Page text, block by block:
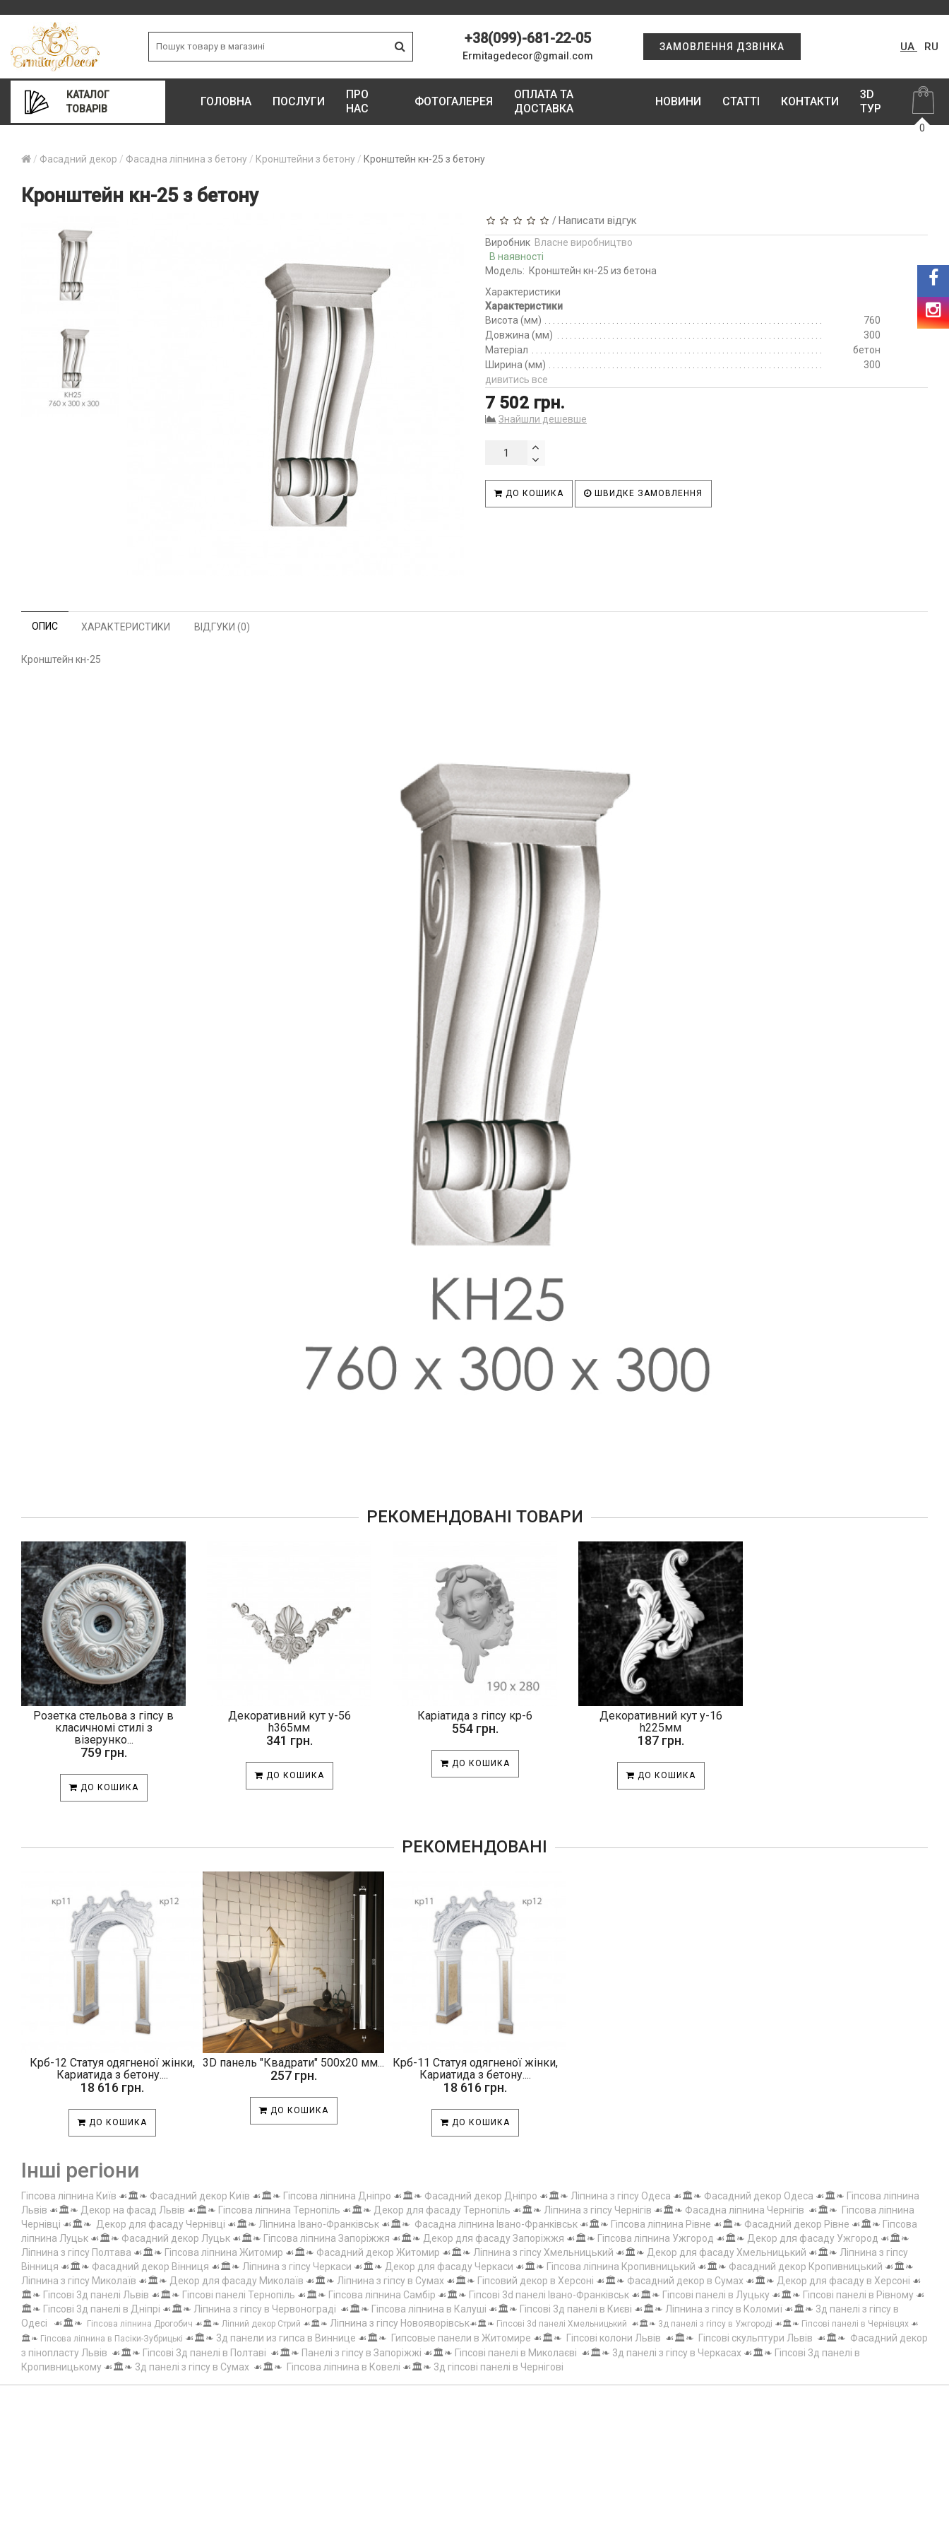
+38(099)-681-22-05
Ermitagedecor@gmail.com
ЗАМОВЛЕННЯ ДЗВІНКА UA RU
КАТАЛОГ
ТОВАРІВ
ГОЛОВНА ПОСЛУГИ
ПРО
НАС
ФОТОГАЛЕРЕЯ
ОПЛАТА ТА
ДОСТАВКА
НОВИНИ СТАТТІ КОНТАКТИ
3D
ТУР
0
Фасадний декор Фасадна ліпнина з бетону Кронштейни з бетону Кронштейн кн-25 з бетону
Кронштейн кн-25 з бетону
/Написати відгук
Виробник Власне виробництво
В наявності
Модель: Кронштейн кн-25 из бетона
Характеристики
Характеристики
Висота (мм)
760
Довжина (мм)
300
Матеріал
бетон
Ширина (мм)
300
дивитись все
7 502 грн.
Знайшли дешевше
ДО КОШИКА ШВИДКЕ ЗАМОВЛЕННЯ
ОПИС ХАРАКТЕРИСТИКИ ВІДГУКИ (0)
Кронштейн кн-25
РЕКОМЕНДОВАНІ ТОВАРИ
Розетка стельова з гіпсу в
класичномі стилі з
візерунко...
759 грн.
ДО КОШИКА
Декоративний кут у-56
h365мм
341 грн.
ДО КОШИКА
Каріатида з гіпсу кр-6
554 грн.
ДО КОШИКА
Декоративний кут у-16
h225мм
187 грн.
ДО КОШИКА
РЕКОМЕНДОВАНІ
Крб-12 Статуя одягненої жінки,
Кариатида з бетону....
18 616 грн.
ДО КОШИКА
3D панель "Квадрати" 500х20 мм...
257 грн.
ДО КОШИКА
Крб-11 Статуя одягненої жінки,
Кариатида з бетону....
18 616 грн.
ДО КОШИКА
Інші регіони
Гіпсова ліпнина Київ ☙🏛️❧ Фасадний декор Київ ☙🏛️❧ Гіпсова ліпнина Дніпро ☙🏛️❧ Фасадний декор Дніпро ☙🏛️❧ Ліпнина з гіпсу Одеса ☙🏛️❧ Фасадний декор Одеса ☙🏛️❧ Гіпсова ліпнина
Львів ☙🏛️❧ Декор на фасад Львів ☙🏛️❧ Гіпсова ліпнина Тернопіль ☙🏛️❧ Декор для фасаду Тернопіль ☙🏛️❧ Ліпнина з гіпсу Чернігів ☙🏛️❧ Фасадна ліпнина Чернігів ☙🏛️❧ Гіпсова ліпнина
Чернівці ☙🏛️❧ Декор для фасаду Чернівці ☙🏛️❧ Ліпнина Івано-Франківськ ☙🏛️❧ Фасадна ліпнина Івано-Франківськ ☙🏛️❧ Гіпсова ліпнина Рівне ☙🏛️❧ Фасадний декор Рівне ☙🏛️❧ Гіпсова
ліпнина Луцьк ☙🏛️❧ Фасадний декор Луцьк ☙🏛️❧ Гіпсова ліпнина Запоріжжя ☙🏛️❧ Декор для фасаду Запоріжжя ☙🏛️❧ Гіпсова ліпнина Ужгород ☙🏛️❧ Декор для фасаду Ужгород ☙🏛️❧
Ліпнина з гіпсу Полтава ☙🏛️❧ Гіпсова ліпнина Житомир ☙🏛️❧ Фасадний декор Житомир ☙🏛️❧ Ліпнина з гіпсу Хмельницький ☙🏛️❧ Декор для фасаду Хмельницький ☙🏛️❧ Ліпнина з гіпсу
Вінниця ☙🏛️❧ Фасадний декор Вінниця ☙🏛️❧ Ліпнина з гіпсу Черкаси ☙🏛️❧ Декор для фасаду Черкаси ☙🏛️❧ Гіпсова ліпнина Кропивницький ☙🏛️❧ Фасадний декор Кропивницький ☙🏛️❧
Ліпнина з гіпсу Миколаїв ☙🏛️❧ Декор для фасаду Миколаїв ☙🏛️❧ Ліпнина з гіпсу в Сумах ☙🏛️❧ Гіпсовий декор в Херсоні ☙🏛️❧ Фасадний декор в Сумах ☙🏛️❧ Декор для фасаду в Херсоні ☙
🏛️❧ Гіпсові 3д панелі Львів ☙🏛️❧ Гіпсові панелі Тернопіль ☙🏛️❧ Гіпсова ліпнина Самбір ☙🏛️❧ Гіпсові 3d панелі Івано-Франківськ ☙🏛️❧ Гіпсові панелі в Луцьку ☙🏛️❧ Гіпсові панелі в Рівному ☙
🏛️❧ Гіпсові 3д панелі в Дніпрі ☙🏛️❧ Ліпнина з гіпсу в Червонограді ☙🏛️❧ Гіпсова ліпнина в Калуші ☙🏛️❧ Гіпсові 3д панелі в Києві ☙🏛️❧ Ліпнина з гіпсу в Коломиї ☙🏛️❧ 3д панелі з гіпсу в
Одесі ☙🏛️❧ Гіпсова ліпнина Дрогобич ☙🏛️❧ Ліпний декор Стрий ☙🏛️❧ Ліпнина з гіпсу Новояворівськ☙🏛️❧ Гіпсові 3d панелі Хмельницький ☙🏛️❧ 3д панелі з гіпсу в Ужгороді ☙🏛️❧ Гіпсові панелі в Чернівцях ☙
🏛️❧ Гіпсова ліпнина в Пасіки-Зубрицькі ☙🏛️❧ 3д панели из гипса в Виннице ☙🏛️❧ Гипсовые панели в Житомире ☙🏛️❧ Гіпсові колони Львів ☙🏛️❧ Гіпсові скульптури Львів ☙🏛️❧ Фасадний декор
з пінопласту Львів ☙🏛️❧ Гіпсові 3д панелі в Полтаві ☙🏛️❧ Панелі з гіпсу в Запоріжжі ☙🏛️❧ Гіпсові панелі в Миколаєві ☙🏛️❧ 3д панелі з гіпсу в Черкасах ☙🏛️❧ Гіпсові 3д панелі в
Кропивницькому ☙🏛️❧ 3д панелі з гіпсу в Сумах ☙🏛️❧ Гіпсова ліпнина в Ковелі ☙🏛️❧ 3д гіпсові панелі в Чернігові